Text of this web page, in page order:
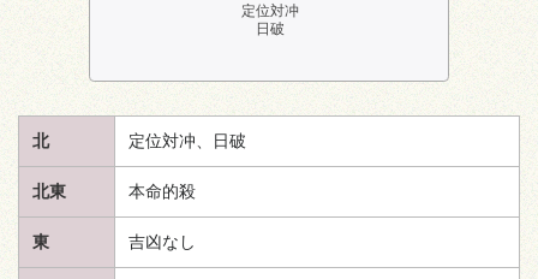
定位対冲
日破
北 定位対冲、日破
北東 本命的殺
東 吉凶なし